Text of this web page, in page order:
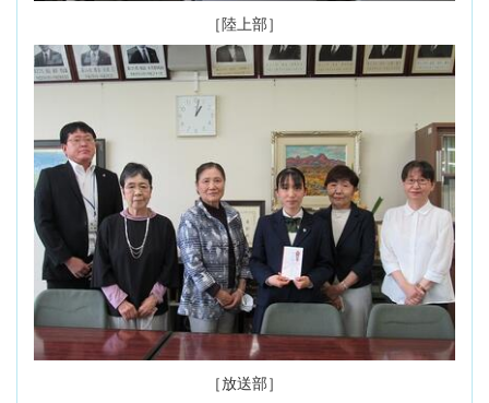
［陸上部］
［放送部］